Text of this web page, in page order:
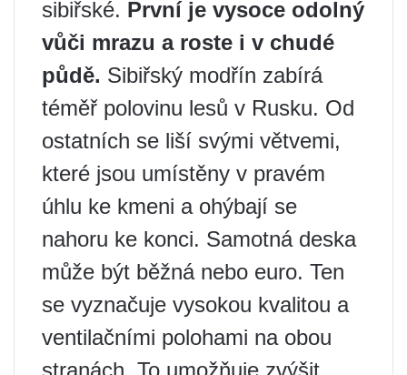
sibiřské. První je vysoce odolný
vůči mrazu a roste i v chudé
půdě. Sibiřský modřín zabírá
téměř polovinu lesů v Rusku. Od
ostatních se liší svými větvemi,
které jsou umístěny v pravém
úhlu ke kmeni a ohýbají se
nahoru ke konci. Samotná deska
může být běžná nebo euro. Ten
se vyznačuje vysokou kvalitou a
ventilačními polohami na obou
stranách. To umožňuje zvýšit